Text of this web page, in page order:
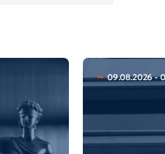
09.08.2026 -